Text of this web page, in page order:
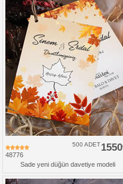
48776
1550
500 ADET
Sade yeni düğün davetiye modeli